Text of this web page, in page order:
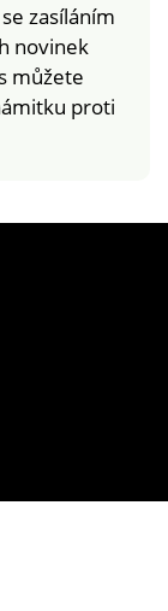
zasíláním
novinek
můžete
proti